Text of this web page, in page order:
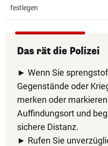
festlegen
Das rät die Polizei
► Wenn Sie
Gegenstände oder
merken oder
Auffindungsort und
sichere Distanz.
► Rufen Sie